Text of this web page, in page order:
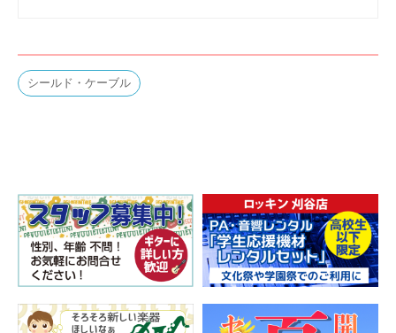
シールド・ケーブル